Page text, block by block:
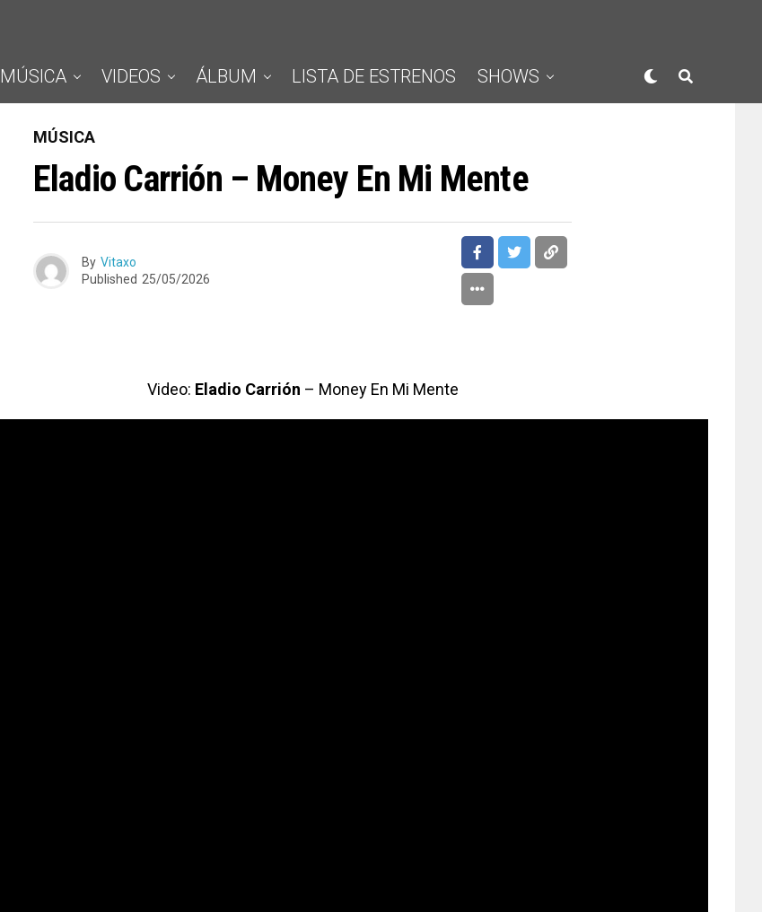
MÚSICA VIDEOS ÁLBUM LISTA DE ESTRENOS SHOWS
MÚSICA
Eladio Carrión – Money En Mi Mente
By Vitaxo
Published 25/05/2026
Video: Eladio Carrión – Money En Mi Mente